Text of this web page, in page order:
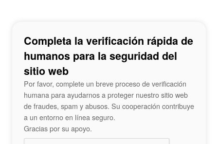
Completa la verificación rápida de
humanos para la seguridad del
sitio web
Por favor, complete un breve proceso de verificación
humana para ayudarnos a proteger nuestro sitio web
de fraudes, spam y abusos. Su cooperación contribuye
a un entorno en línea seguro.
Gracias por su apoyo.